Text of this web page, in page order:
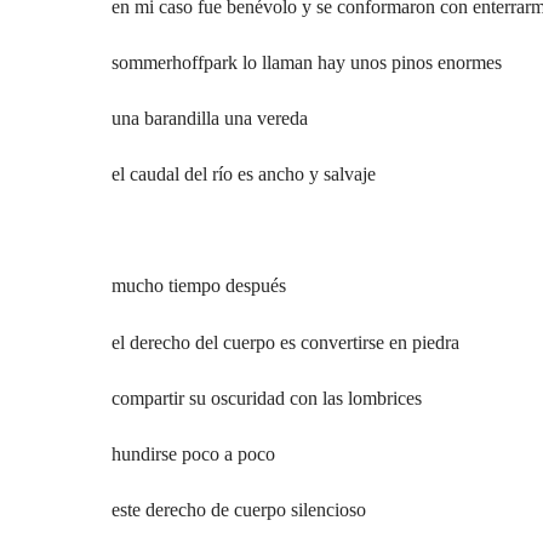
en mi caso fue benévolo y se conformaron con
sommerhoffpark lo llaman hay unos pinos enormes
una barandilla una vereda
el caudal del río es ancho y salvaje
mucho tiempo después
el derecho del cuerpo es convertirse en piedra
compartir su oscuridad con las lombrices
hundirse poco a poco
este derecho de cuerpo silencioso